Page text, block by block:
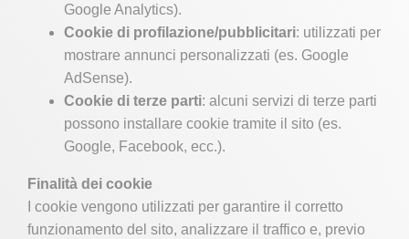
Google Analytics).
Cookie di profilazione/pubblicitari: utilizzati per
mostrare annunci personalizzati (es. Google
AdSense).
Cookie di terze parti: alcuni servizi di terze parti
possono installare cookie tramite il sito (es.
Google, Facebook, ecc.).
Finalità dei cookie
I cookie vengono utilizzati per garantire il corretto
funzionamento del sito, analizzare il traffico e, previo